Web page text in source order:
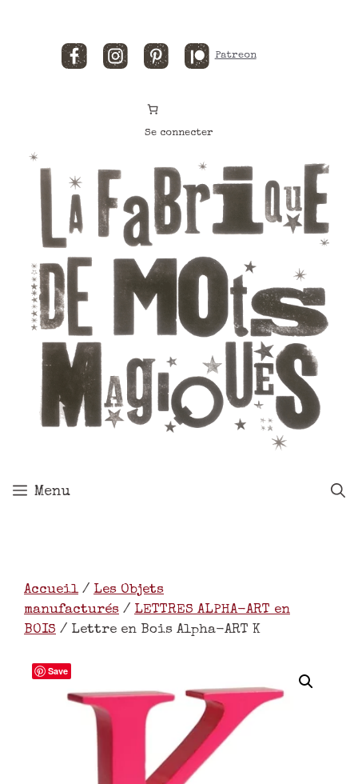
FacebookInstagramPinterestPatreon
Se connecter
Menu
Accueil/ Les Objets
manufacturés / LETTRES ALPHA-ART en
BOIS / Lettre en Bois Alpha-ART K
Save